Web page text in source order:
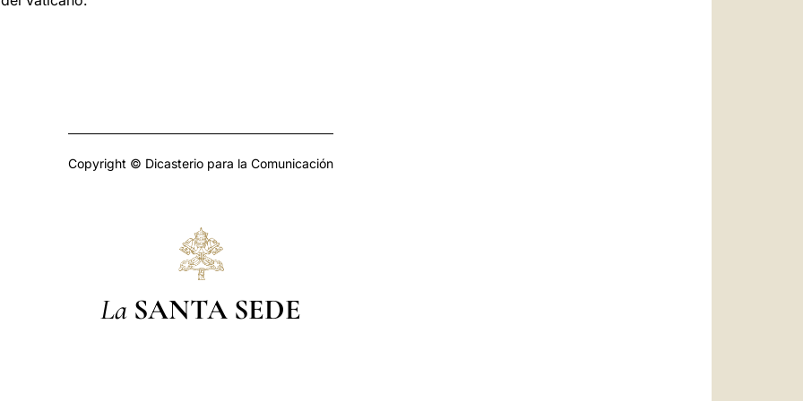
Copyright © Dicasterio para la Comunicación
La SANTA SEDE